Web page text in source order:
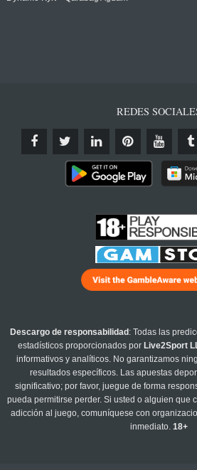
REDES
Descargo de responsabilidad : Todas las
estadísticos proporcionados por Live2Sport
informativos y analíticos. No garantizamos
resultados específicos. Las apuestas
significativo; por favor, juegue de forma
pueda permitirse perder. Si usted o alguien que
adicción al juego, comuníquese con
inmediato.18+